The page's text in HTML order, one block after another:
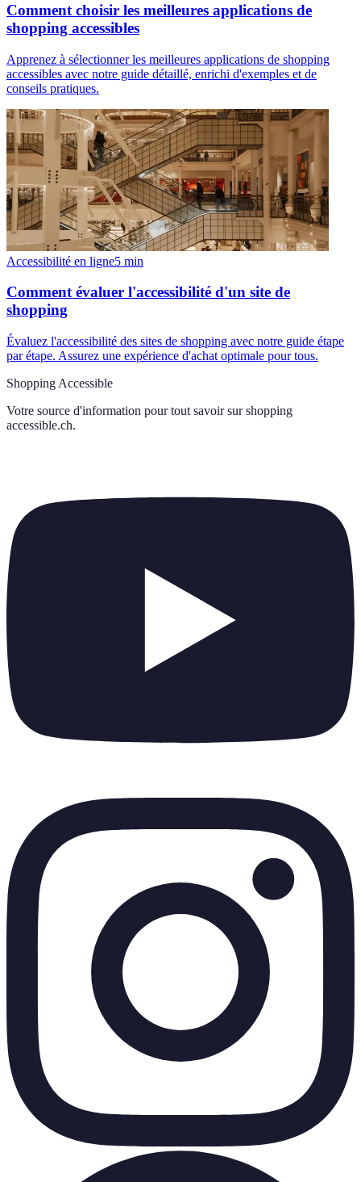
Comment choisir les meilleures applications de
shopping accessibles
Apprenez à sélectionner les meilleures applications de shopping
accessibles avec notre guide détaillé, enrichi d'exemples et de
conseils pratiques.
Accessibilité en ligne5 min
Comment évaluer l'accessibilité d'un site de
shopping
Évaluez l'accessibilité des sites de shopping avec notre guide étape
par étape. Assurez une expérience d'achat optimale pour tous.
Shopping Accessible
Votre source d'information pour tout savoir sur shopping
accessible.ch.